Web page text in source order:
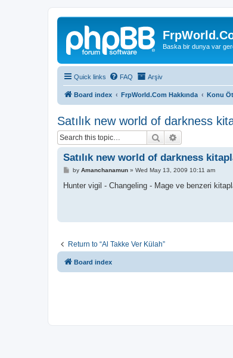
Baska bir dunya var
Quick links FAQ Arşiv
Board index FrpWorld.Com Hakkında Konu
Satılık new world of darkness
Search
Satılık new world of darkness
P
s
by Amanchanamun» Wed May 13, 2009 10:11 am
Hunter vigil - Changeling - Mage ve benzeri
Return to “Al Takke Ver Külah”
Board index